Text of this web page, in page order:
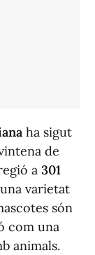
ha sigut
de
a 301
varietat
són
com una
animals.